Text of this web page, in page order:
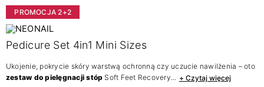
PROMOCJA 2+2
Pedicure Set 4in1 Mini Sizes
Ukojenie, pokrycie skóry warstwą ochronną czy uczucie nawilżenia – oto
zestaw do pielęgnacji stóp Soft Feet Recovery... + Czytaj więcej